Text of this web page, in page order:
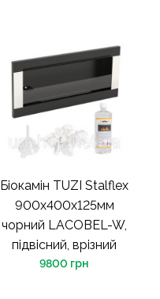
Біокамін TUZI Stalflex
900х400х125мм
чорний LACOBEL-W,
підвісний, врізний
9800 грн